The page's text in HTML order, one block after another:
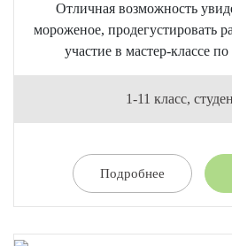
Отличная возможность
мороженое, продегустировать
участие в мастер-классе
1-11 класс,
Подробнее